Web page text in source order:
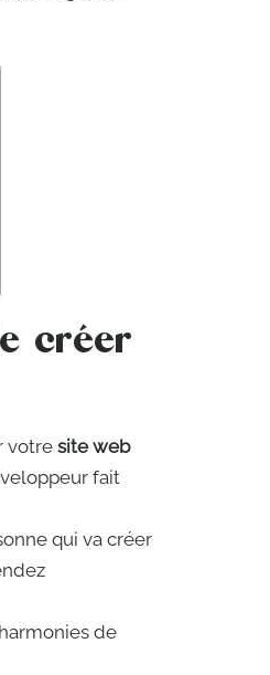
créer
votre site web
fait
qui va créer
de